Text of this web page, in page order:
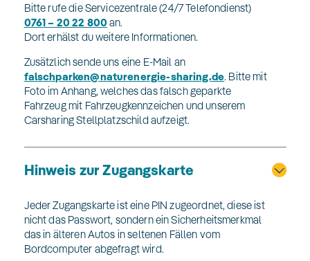
Bitte rufe die Servicezentrale (24/7 Telefondienst)
0761 – 20 22 800an.
Dort erhälst du weitere Informationen.
Zusätzlich sende uns eine E-Mail an
falschparken@naturenergie-sharing.de. Bitte mit
Foto im Anhang, welches das falsch geparkte
Fahrzeug mit Fahrzeugkennzeichen und unserem
Carsharing Stellplatzschild aufzeigt.
Hinweis zur Zugangskarte
Jeder Zugangskarte ist eine PIN zugeordnet, diese ist
nicht das Passwort, sondern ein Sicherheitsmerkmal
das in älteren Autos in seltenen Fällen vom
Bordcomputer abgefragt wird.